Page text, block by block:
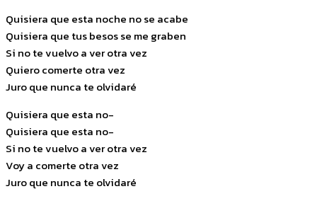
Quisiera que esta noche no se acabe
Quisiera que tus besos se me graben
Si no te vuelvo a ver otra vez
Quiero comerte otra vez
Juro que nunca te olvidaré
Quisiera que esta no-
Quisiera que esta no-
Si no te vuelvo a ver otra vez
Voy a comerte otra vez
Juro que nunca te olvidaré